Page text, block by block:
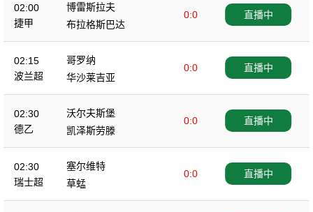
02:00
捷甲
博雷斯拉夫
0:0
布拉格斯巴达
直播中
02:15
波兰超
哥罗纳
0:0
华沙莱吉亚
直播中
02:30
德乙
沃尔夫斯堡
0:0
凯泽斯劳滕
直播中
02:30
瑞士超
塞尔维特
0:0
草蜢
直播中